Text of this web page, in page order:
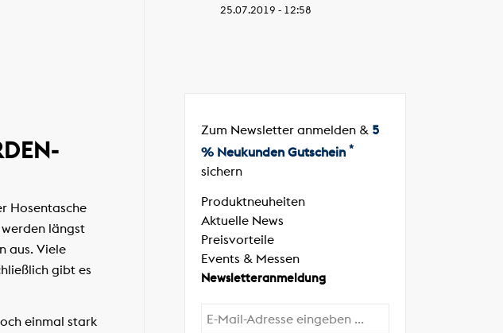
Hosentasche
längst
aus. Viele
gibt es
einmal stark
25.07.2019 - 12:58
Zum Newsletter anmelden & 5
% Neukunden Gutschein *
sichern
Produktneuheiten
Aktuelle News
Preisvorteile
Events & Messen
Newsletteranmeldung